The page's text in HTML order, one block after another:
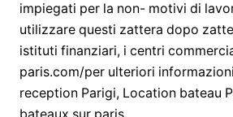
impiegati per la non- motivi di
utilizzare questi zattera dopo
istituti finanziari, i centri
paris.com/per ulteriori
reception Parigi, Location bateau